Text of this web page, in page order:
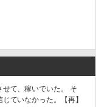
て、稼いでいた。 そ
ていなかった。【再】